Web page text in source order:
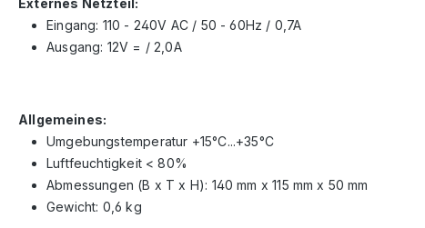
Externes Netzteil:
Eingang: 110 - 240V AC / 50 - 60Hz / 0,7A
Ausgang: 12V = / 2,0A
Allgemeines:
Umgebungstemperatur +15°C...+35°C
Luftfeuchtigkeit < 80%
Abmessungen (B x T x H): 140 mm x 115 mm x 50 mm
Gewicht: 0,6 kg